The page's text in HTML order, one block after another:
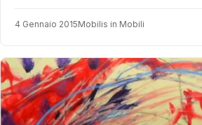
4 Gennaio 2015Mobilis in Mobili